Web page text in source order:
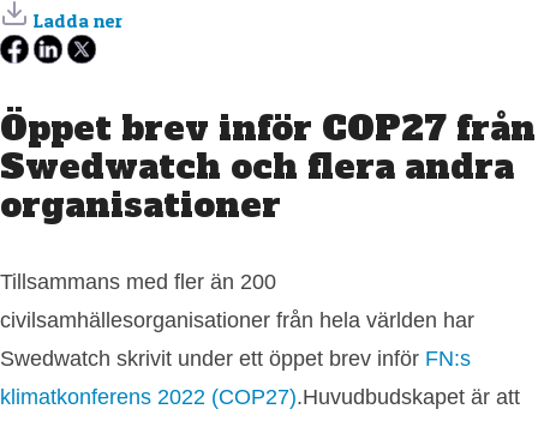
Ladda ner
Öppet brev inför COP27 från
Swedwatch och flera andra
organisationer
Tillsammans med fler än 200
civilsamhällesorganisationer från hela världen har
Swedwatch skrivit under ett öppet brev inför FN:s
klimatkonferens 2022 (COP27).Huvudbudskapet är att